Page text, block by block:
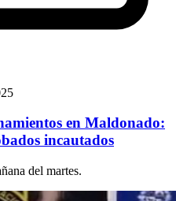
en Maldonado:
incautados
del martes.